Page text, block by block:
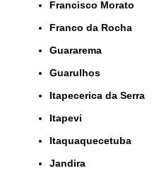
Francisco Morato
Franco da Rocha
Guararema
Guarulhos
Itapecerica da Serra
Itapevi
Itaquaquecetuba
Jandira